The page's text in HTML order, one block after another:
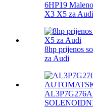
6HP19
X3 X5 za Audi
8hp prijenos
za Audi